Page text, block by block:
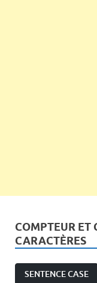
COMPTEUR ET
CARACTÈRES
SENTENCE CASE